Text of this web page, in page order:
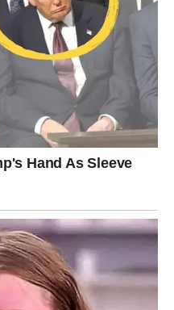
konačno postaju dio vaše
ono što je dugo
i sreće.
Zodijaka donose
ali posebno će blistati
šalje događaje koji
život.
pokazuje da
ostala neuslišana.